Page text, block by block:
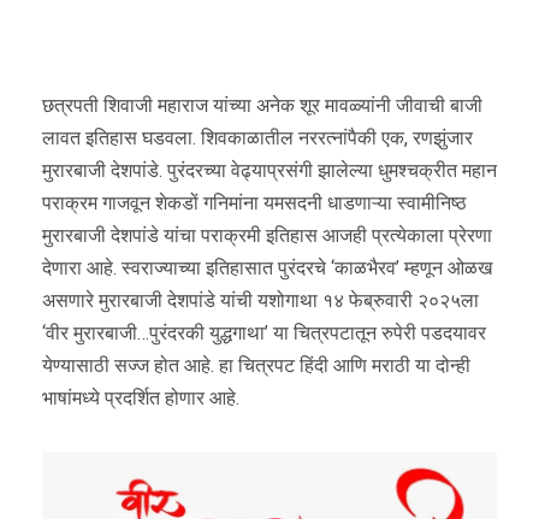
छत्रपती शिवाजी महाराज यांच्या अनेक शूर मावळ्यांनी जीवाची बाजी
लावत इतिहास घडवला. शिवकाळातील नररत्नांपैकी एक, रणझुंजार
मुरारबाजी देशपांडे. पुरंदरच्या वेढ्याप्रसंगी झालेल्या धुमश्चक्रीत महान
पराक्रम गाजवून शेकडों गनिमांना यमसदनी धाडणाऱ्या स्वामीनिष्ठ
मुरारबाजी देशपांडे यांचा पराक्रमी इतिहास आजही प्रत्येकाला प्रेरणा
देणारा आहे. स्वराज्याच्या इतिहासात पुरंदरचे ‘काळभैरव’ म्हणून ओळख
असणारे मुरारबाजी देशपांडे यांची यशोगाथा १४ फेब्रुवारी २०२५ला
‘वीर मुरारबाजी…पुरंदरकी युद्धगाथा’ या चित्रपटातून रुपेरी पडदयावर
येण्यासाठी सज्ज होत आहे. हा चित्रपट हिंदी आणि मराठी या दोन्ही
भाषांमध्ये प्रदर्शित होणार आहे.